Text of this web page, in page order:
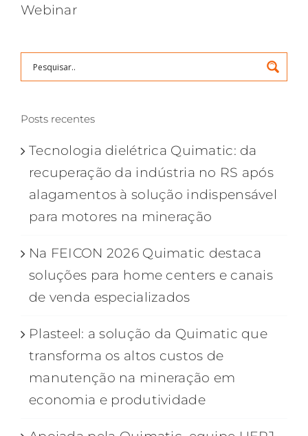
Webinar
Posts recentes
Tecnologia dielétrica Quimatic: da
recuperação da indústria no RS após
alagamentos à solução indispensável
para motores na mineração
Na FEICON 2026 Quimatic destaca
soluções para home centers e canais
de venda especializados
Plasteel: a solução da Quimatic que
transforma os altos custos de
manutenção na mineração em
economia e produtividade